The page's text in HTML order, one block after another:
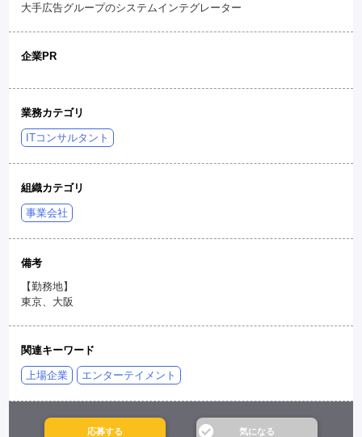
大手広告グループのシステムインテグレーター
企業PR
業務カテゴリ
ITコンサルタント
組織カテゴリ
事業会社
備考
【勤務地】
東京、大阪
関連キーワード
上場企業 エンターテイメント